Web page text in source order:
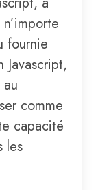
fournie
Javascript,
comme
capacité
les